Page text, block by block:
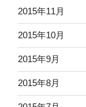
2015年11月
2015年10月
2015年9月
2015年8月